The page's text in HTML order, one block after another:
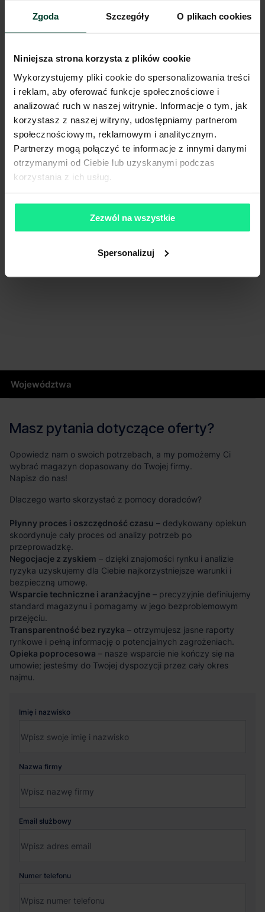
Zgoda Szczegóły O plikach cookies
Niniejsza strona korzysta z plików cookie
Wykorzystujemy pliki cookie do spersonalizowania treści
i reklam, aby oferować funkcje społecznościowe i
analizować ruch w naszej witrynie. Informacje o tym, jak
korzystasz z naszej witryny, udostępniamy partnerom
społecznościowym, reklamowym i analitycznym.
Partnerzy mogą połączyć te informacje z innymi danymi
otrzymanymi od Ciebie lub uzyskanymi podczas
korzystania z ich usług.
Zezwól na wszystkie
Spersonalizuj
Niniejsze ogłoszenie ma charakter wyłącznie informacyjny i nie stanowi
oferty w myśl art. 66 § 1. Kodeksu Cywilnego. CBRE sp. z o.o. nie
odpowiada za ewentualne błędy lub nieaktualność ogłoszenia.
mogą się różnić od danych rzeczywistych. Publikacja ogłoszenia nie
gwarantuje dostępności prezentowanych nieruchomości. Weryfikacja
dostępności odbywa się po wysłaniu formularza kontaktowego.
Województwa
Masz pytania dotyczące oferty?
Opowiedz nam o swoich potrzebach, a my pomożemy Ci
wybrać magazyn dopasowany do Twojej firmy.
Napisz do nas!
Dlaczego warto skorzystać z pomocy doradców?
Płynny proces i oszczędność czasu – dedykowany opiekun
skoordynuje cały proces od analizy potrzeb po
przeprowadzkę.
Negocjacje z zyskiem – dzięki znajomości rynku i analizie
ryzyka uzyskujemy dla Ciebie najkorzystniejsze warunki i
bezpieczną umowę.
Wsparcie techniczne i aranżacyjne – precyzyjnie definiujemy
standard magazynu i pomagamy w jego bezproblemowym
przejęciu.
Transparentność bez ryzyka – otrzymujesz jasne raporty
rynkowe i pełną informację o potencjalnych zagrożeniach.
Opieka poprocesowa – nasze wsparcie nie kończy się na
umowie; jesteśmy do Twojej dyspozycji przez cały okres
najmu.
Imię i nazwisko
Nazwa firmy
Email służbowy
Numer telefonu